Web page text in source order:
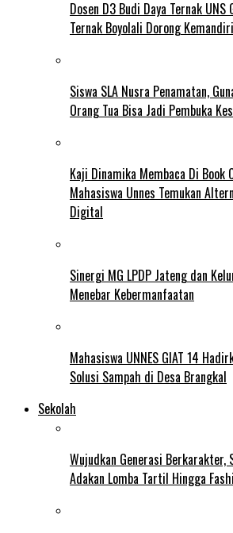
Dosen D3 Budi Daya Ternak UNS
Ternak Boyolali Dorong
Siswa SLA Nusra Penamatan,
Orang Tua Bisa Jadi Pembuka
Kaji Dinamika Membaca Di Book
Mahasiswa Unnes Temukan
Digital
Sinergi MG LPDP Jateng dan
Menebar Kebermanfaatan
Mahasiswa UNNES GIAT 14
Solusi Sampah di Desa Brangkal
Sekolah
Wujudkan Generasi Berkarakter,
Adakan Lomba Tartil Hingga